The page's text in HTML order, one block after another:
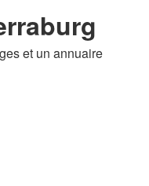
et un annuaire